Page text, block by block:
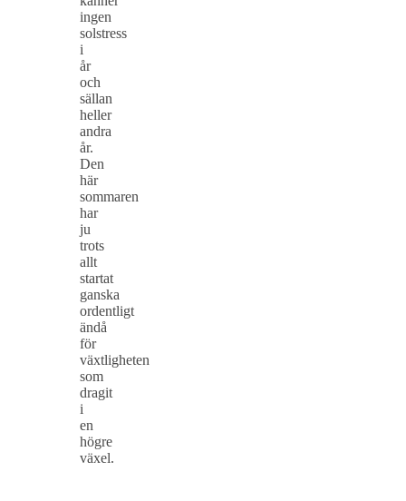
ingen
solstress
i
år
och
sällan
heller
andra
år.
Den
här
sommaren
har
ju
trots
allt
startat
ganska
ordentligt
ändå
för
växtligheten
som
dragit
i
en
högre
växel.